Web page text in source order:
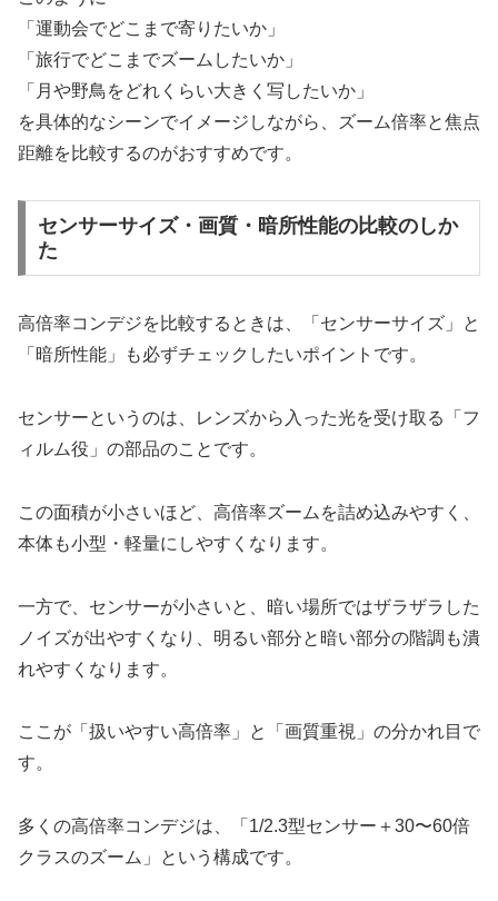
「運動会でどこまで寄りたいか」
「旅行でどこまでズームしたいか」
「月や野鳥をどれくらい大きく写したいか」
を具体的なシーンでイメージしながら、ズーム倍率と焦点
距離を比較するのがおすすめです。
センサーサイズ・画質・暗所性能の比較のしか
た
高倍率コンデジを比較するときは、「センサーサイズ」と
「暗所性能」も必ずチェックしたいポイントです。
センサーというのは、レンズから入った光を受け取る「フ
ィルム役」の部品のことです。
この面積が小さいほど、高倍率ズームを詰め込みやすく、
本体も小型・軽量にしやすくなります。
一方で、センサーが小さいと、暗い場所ではザラザラした
ノイズが出やすくなり、明るい部分と暗い部分の階調も潰
れやすくなります。
ここが「扱いやすい高倍率」と「画質重視」の分かれ目で
す。
多くの高倍率コンデジは、「1/2.3型センサー＋30〜60倍
クラスのズーム」という構成です。